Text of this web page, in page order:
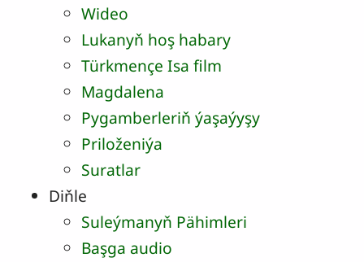
Wideo
Lukanyň hoş habary
Türkmençe Isa film
Magdalena
Pygamberleriň ýaşaýyşy
Priloženiýa
Suratlar
Diňle
Suleýmanyň Pähimleri
Başga audio